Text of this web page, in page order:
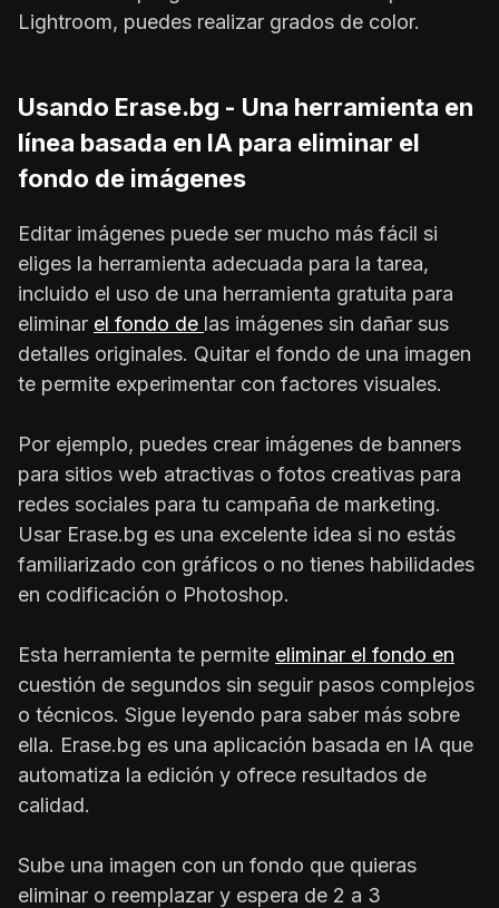
Lightroom, puedes realizar grados de color.
Usando Erase.bg - Una herramienta en
línea basada en IA para eliminar el
fondo de imágenes
Editar imágenes puede ser mucho más fácil si
eliges la herramienta adecuada para la tarea,
incluido el uso de una herramienta gratuita para
eliminar el fondo de las imágenes sin dañar sus
detalles originales. Quitar el fondo de una imagen
te permite experimentar con factores visuales.
Por ejemplo, puedes crear imágenes de banners
para sitios web atractivas o fotos creativas para
redes sociales para tu campaña de marketing.
Usar Erase.bg es una excelente idea si no estás
familiarizado con gráficos o no tienes habilidades
en codificación o Photoshop.
Esta herramienta te permite eliminar el fondo en
cuestión de segundos sin seguir pasos complejos
o técnicos. Sigue leyendo para saber más sobre
ella. Erase.bg es una aplicación basada en IA que
automatiza la edición y ofrece resultados de
calidad.
Sube una imagen con un fondo que quieras
eliminar o reemplazar y espera de 2 a 3